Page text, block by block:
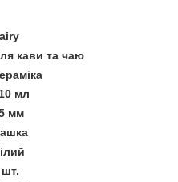
кави та чаю
мл
мм
шт.